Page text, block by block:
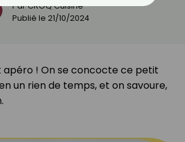
ParCROQ Cuisine
Publié le 21/10/2024
apéro !⁣ On se concocte ce petit
un rien de temps, et on savoure,